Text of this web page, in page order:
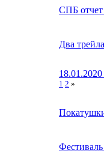
СПБ отчет
Два
1 2 »